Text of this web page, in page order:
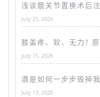
浅谈髋关节置换术后
July 25, 2026
膝盖疼、软、无力?
July 15, 2026
酒是如何一步步毁掉
July 13, 2026